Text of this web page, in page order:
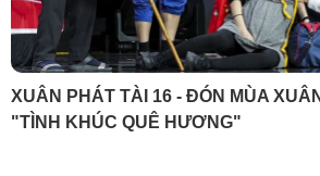
XUÂN PHÁT TÀI 16 CHÍNH THỨC